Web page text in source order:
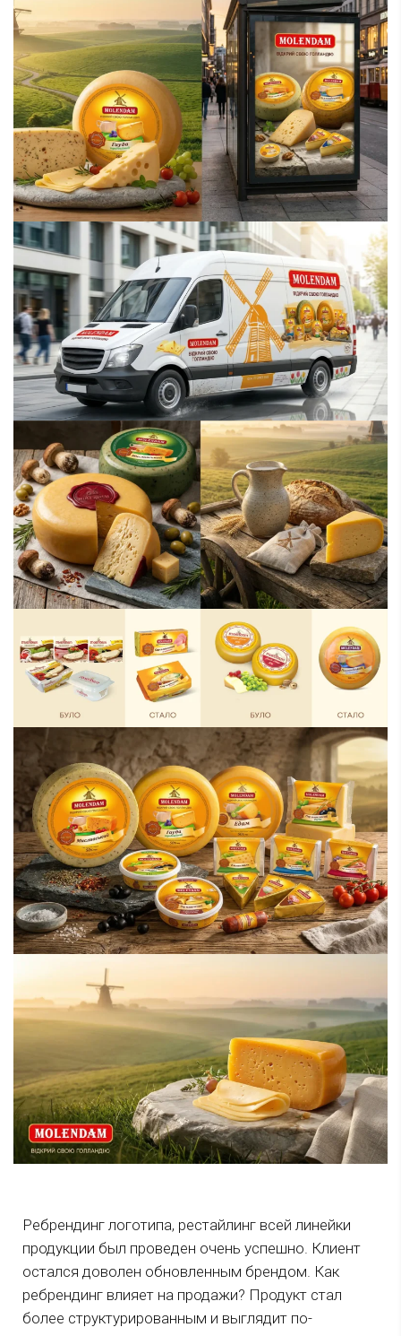
Ребрендинг логотипа, рестайлинг всей линейки
продукции был проведен очень успешно. Клиент
остался доволен обновленным брендом. Как
ребрендинг влияет на продажи? Продукт стал
более структурированным и выглядит по-